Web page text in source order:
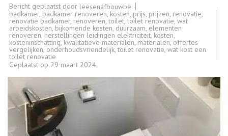
Bericht geplaatst door leesenafbouwbe
badkamer, badkamer renoveren, kosten, prijs, prijzen, renovatie,
renovatie badkamer, renoveren,toilet,toilet renovatie, wat
arbeidskosten, bijkomende kosten, duurzaam, elementen
renoveren, herstellingen leidingen elektriciteit, kosten,
kosteninschatting, kwalitatieve materialen, materialen, offertes
vergelijken, onderhoudsvriendelijk,toilet renovatie, wat kost een
toilet renovatie
Geplaatst op 29 maart 2024